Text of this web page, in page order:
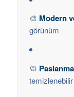
🎨 Modern
görünüm
🧼
temizlenebilir